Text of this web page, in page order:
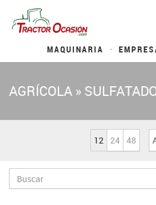
MAQUINARIA
AGRÍCOLA »
12 24 48